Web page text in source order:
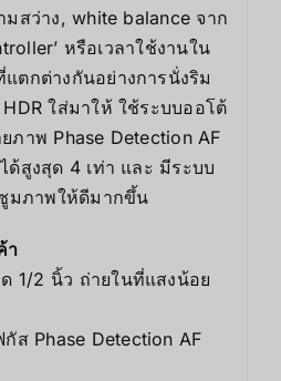
มสว่าง, white balance จาก
หรือเวลาใช้งานใน
ตกต่างกันอย่างการนั่งริม
ใส่มาให้ ใช้ระบบออโต้
ภาพ Phase Detection AF
ด้สูงสุด 4 เท่า และ มีระบบ
มภาพให้ดีมากขึ้น
า
1/2 นิ้ว ถ่ายในที่แสงน้อย
ส Phase Detection AF